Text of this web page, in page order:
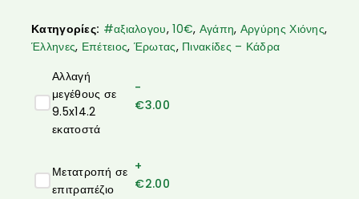
Κατηγορίες: #αξιαλογου,10€, Αγάπη, Αργύρης Χιόνης,
Έλληνες, Επέτειος, Έρωτας, Πινακίδες – Κάδρα
Αλλαγή
μεγέθους σε
9.5x14.2
εκατοστά
-
€3.00
Μετατροπή σε
επιτραπέζιο
+
€2.00